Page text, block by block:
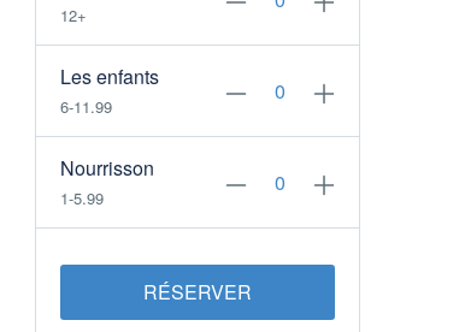
12+
Les enfants
6-11.99
Nourrisson
1-5.99
RÉSERVER